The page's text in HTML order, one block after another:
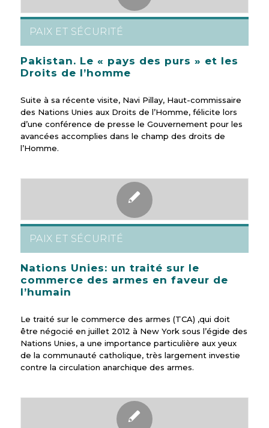
PAIX ET SÉCURITÉ
Pakistan. Le « pays des purs » et les
Droits de l’homme
Suite à sa récente visite, Navi Pillay, Haut-commissaire
des Nations Unies aux Droits de l’Homme, félicite lors
d’une conférence de presse le Gouvernement pour les
avancées accomplies dans le champ des droits de
l’Homme.
PAIX ET SÉCURITÉ
Nations Unies: un traité sur le
commerce des armes en faveur de
l’humain
Le traité sur le commerce des armes (TCA) ,qui doit
être négocié en juillet 2012 à New York sous l’égide des
Nations Unies, a une importance particulière aux yeux
de la communauté catholique, très largement investie
contre la circulation anarchique des armes.